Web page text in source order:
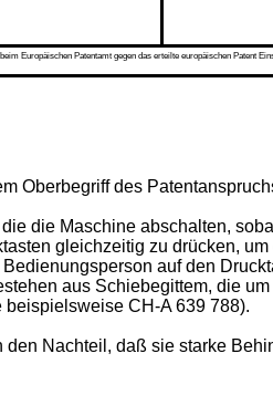
Europäischen Patentamt gegen das erteilte europäischen
Oberbegriff des
die Maschine abschalten,
gleichzeitig zu drücken,
auf den
aus Schiebegittem, die
CH-A 639 788).
Nachteil, daß sie starke